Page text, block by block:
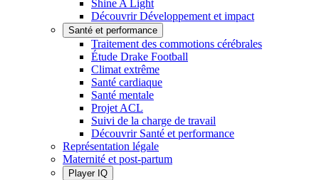
Shine A Light
Découvrir Développement et impact
Santé et performance
Traitement des commotions cérébrales
Étude Drake Football
Climat extrême
Santé cardiaque
Santé mentale
Projet ACL
Suivi de la charge de travail
Découvrir Santé et performance
Représentation légale
Maternité et post-partum
Player IQ